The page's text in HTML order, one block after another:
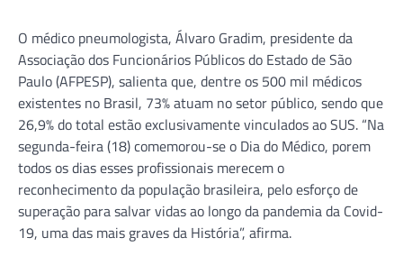
O médico pneumologista, Álvaro Gradim, presidente da
Associação dos Funcionários Públicos do Estado de São
Paulo (AFPESP), salienta que, dentre os 500 mil médicos
existentes no Brasil, 73% atuam no setor público, sendo que
26,9% do total estão exclusivamente vinculados ao SUS. “Na
segunda-feira (18) comemorou-se o Dia do Médico, porem
todos os dias esses profissionais merecem o
reconhecimento da população brasileira, pelo esforço de
superação para salvar vidas ao longo da pandemia da Covid-
19, uma das mais graves da História”, afirma.